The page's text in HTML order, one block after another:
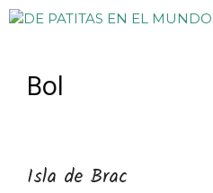
Saltar
Bol
Isla de Brac